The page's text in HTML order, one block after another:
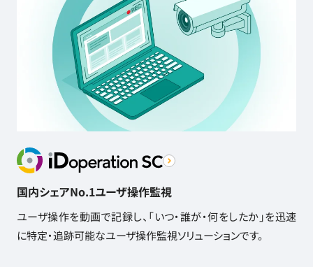
国内シェアNo.1ユーザ操作監視
ユーザ操作を動画で記録し、「いつ・誰が・何をしたか」を迅速
に特定・追跡可能なユーザ操作監視ソリューションです。